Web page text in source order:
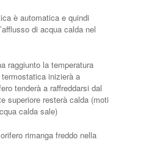
è automatica e quindi
di acqua calda nel
raggiunto la temperatura
inizierà a
tenderà a raffreddarsi dal
superiore resterà calda (moti
calda sale)
rimanga freddo nella